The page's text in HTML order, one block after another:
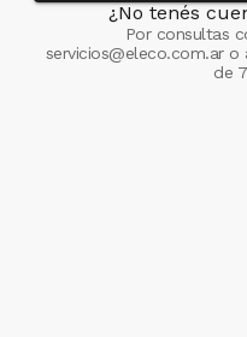
¿No tenés
Por consultas
servicios@eleco.com.aro
de